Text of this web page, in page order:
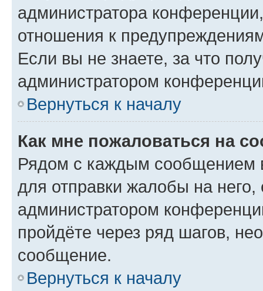
администратора
отношения к
Если вы не знаете, за что
администратором
Вернуться к началу
Как мне пожаловаться на
Рядом с каждым сообщением
для отправки жалобы на
администратором
пройдёте через ряд шагов,
сообщение.
Вернуться к началу